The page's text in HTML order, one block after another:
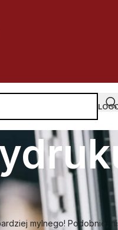
mylnego! Podobnie,